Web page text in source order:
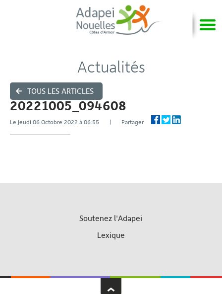
TOUS LES ARTICLES
Actualités
20221005_094608
Le Jeudi 06 Octobre 2022 à 06:55 | Partager
Soutenez l'Adapei
Lexique